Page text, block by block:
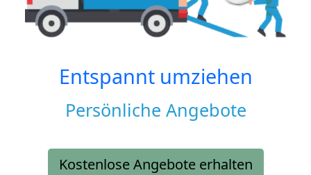
Entspannt umziehen
Persönliche Angebote
Kostenlose Angebote erhalten